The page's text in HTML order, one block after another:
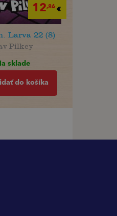
12,86 €
Larva 22 (8)
Pilkey
sklade
do košíka